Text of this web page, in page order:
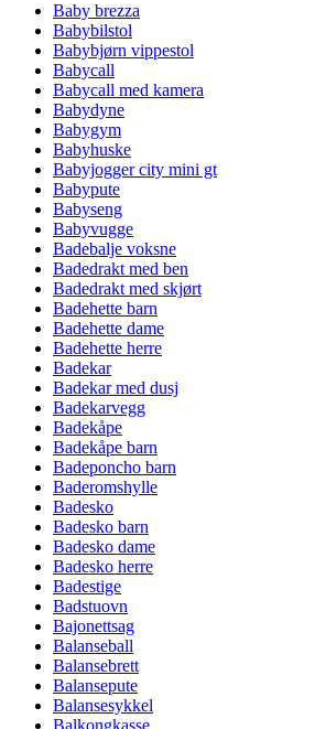
Baby brezza
Babybilstol
Babybjørn vippestol
Babycall
Babycall med kamera
Babydyne
Babygym
Babyhuske
Babyjogger city mini gt
Babypute
Babyseng
Babyvugge
Badebalje voksne
Badedrakt med ben
Badedrakt med skjørt
Badehette barn
Badehette dame
Badehette herre
Badekar
Badekar med dusj
Badekarvegg
Badekåpe
Badekåpe barn
Badeponcho barn
Baderomshylle
Badesko
Badesko barn
Badesko dame
Badesko herre
Badestige
Badstuovn
Bajonettsag
Balanseball
Balansebrett
Balansepute
Balansesykkel
Balkongkasse